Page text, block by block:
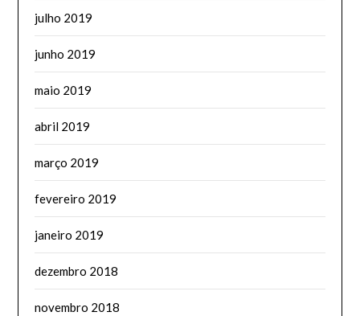
julho 2019
junho 2019
maio 2019
abril 2019
março 2019
fevereiro 2019
janeiro 2019
dezembro 2018
novembro 2018